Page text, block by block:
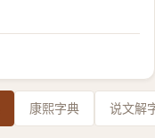
康熙字典 说文解